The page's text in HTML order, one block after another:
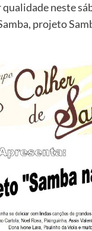
neste
projeto